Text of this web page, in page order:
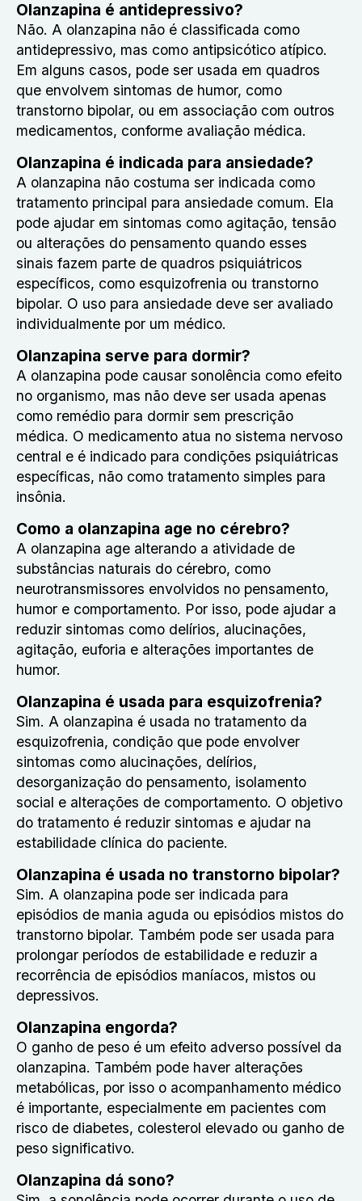
Olanzapina é antidepressivo?
Não. A olanzapina não é classificada como
antidepressivo, mas como antipsicótico atípico.
Em alguns casos, pode ser usada em quadros
que envolvem sintomas de humor, como
transtorno bipolar, ou em associação com outros
medicamentos, conforme avaliação médica.
Olanzapina é indicada para ansiedade?
A olanzapina não costuma ser indicada como
tratamento principal para ansiedade comum. Ela
pode ajudar em sintomas como agitação, tensão
ou alterações do pensamento quando esses
sinais fazem parte de quadros psiquiátricos
específicos, como esquizofrenia ou transtorno
bipolar. O uso para ansiedade deve ser avaliado
individualmente por um médico.
Olanzapina serve para dormir?
A olanzapina pode causar sonolência como efeito
no organismo, mas não deve ser usada apenas
como remédio para dormir sem prescrição
médica. O medicamento atua no sistema nervoso
central e é indicado para condições psiquiátricas
específicas, não como tratamento simples para
insônia.
Como a olanzapina age no cérebro?
A olanzapina age alterando a atividade de
substâncias naturais do cérebro, como
neurotransmissores envolvidos no pensamento,
humor e comportamento. Por isso, pode ajudar a
reduzir sintomas como delírios, alucinações,
agitação, euforia e alterações importantes de
humor.
Olanzapina é usada para esquizofrenia?
Sim. A olanzapina é usada no tratamento da
esquizofrenia, condição que pode envolver
sintomas como alucinações, delírios,
desorganização do pensamento, isolamento
social e alterações de comportamento. O objetivo
do tratamento é reduzir sintomas e ajudar na
estabilidade clínica do paciente.
Olanzapina é usada no transtorno bipolar?
Sim. A olanzapina pode ser indicada para
episódios de mania aguda ou episódios mistos do
transtorno bipolar. Também pode ser usada para
prolongar períodos de estabilidade e reduzir a
recorrência de episódios maníacos, mistos ou
depressivos.
Olanzapina engorda?
O ganho de peso é um efeito adverso possível da
olanzapina. Também pode haver alterações
metabólicas, por isso o acompanhamento médico
é importante, especialmente em pacientes com
risco de diabetes, colesterol elevado ou ganho de
peso significativo.
Olanzapina dá sono?